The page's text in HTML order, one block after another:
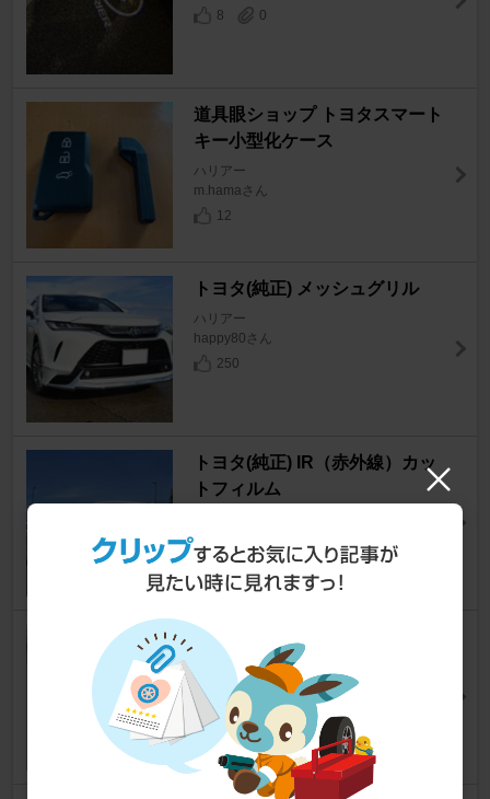
8
0
道具眼ショップ トヨタスマート
キー小型化ケース
ハリアー
m.hamaさん
12
トヨタ(純正) メッシュグリル
ハリアー
happy80さん
250
トヨタ(純正) IR（赤外線）カッ
トフィルム
happy80さん
200
トヨタモデリスタ / MODELLIS
TA Wing Dancer X IV
ハリアー
三匹のこぶたパパさん
20